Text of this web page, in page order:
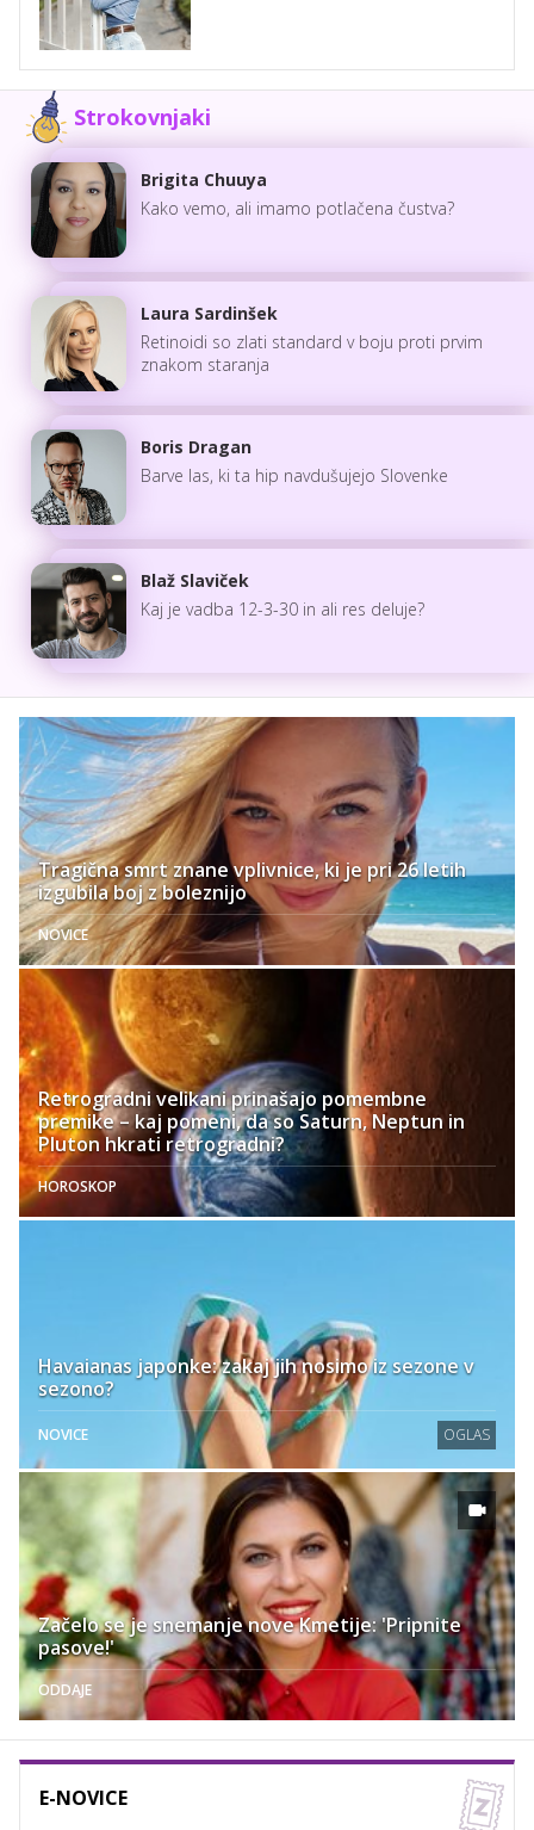
Strokovnjaki
Brigita Chuuya
Kako vemo, ali imamo potlačena čustva?
Laura Sardinšek
Retinoidi so zlati standard v boju proti prvim
znakom staranja
Boris Dragan
Barve las, ki ta hip navdušujejo Slovenke
Blaž Slaviček
Kaj je vadba 12-3-30 in ali res deluje?
Tragična smrt znane vplivnice, ki je pri 26 letih
izgubila boj z boleznijo
NOVICE
Retrogradni velikani prinašajo pomembne
premike – kaj pomeni, da so Saturn, Neptun in
Pluton hkrati retrogradni?
HOROSKOP
Havaianas japonke: zakaj jih nosimo iz sezone v
sezono?
NOVICE OGLAS
Začelo se je snemanje nove Kmetije: 'Pripnite
pasove!'
ODDAJE
E-NOVICE